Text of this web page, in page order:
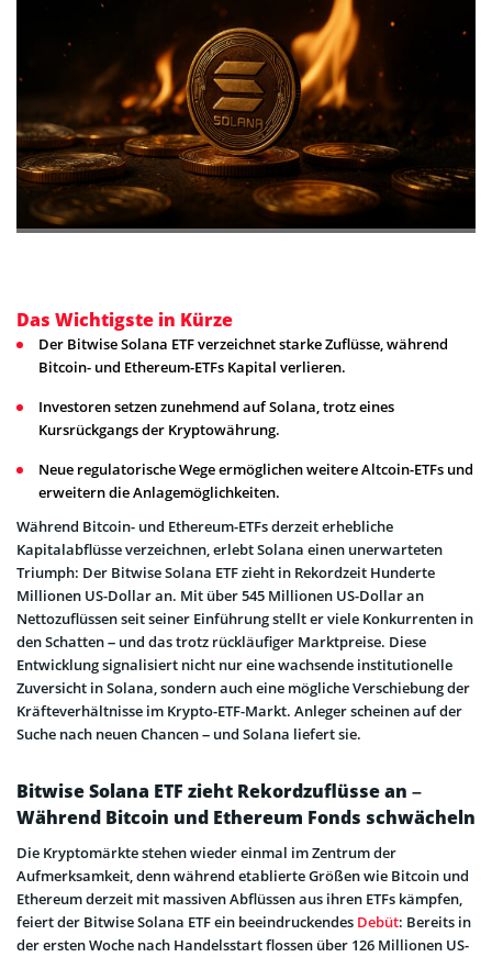
Das Wichtigste in Kürze
Der Bitwise Solana ETF verzeichnet starke Zuflüsse, während
Bitcoin- und Ethereum-ETFs Kapital verlieren.
Investoren setzen zunehmend auf Solana, trotz eines
Kursrückgangs der Kryptowährung.
Neue regulatorische Wege ermöglichen weitere Altcoin-ETFs und
erweitern die Anlagemöglichkeiten.
Während Bitcoin- und Ethereum-ETFs derzeit erhebliche
Kapitalabflüsse verzeichnen, erlebt Solana einen unerwarteten
Triumph: Der Bitwise Solana ETF zieht in Rekordzeit Hunderte
Millionen US-Dollar an. Mit über 545 Millionen US-Dollar an
Nettozuflüssen seit seiner Einführung stellt er viele Konkurrenten in
den Schatten – und das trotz rückläufiger Marktpreise. Diese
Entwicklung signalisiert nicht nur eine wachsende institutionelle
Zuversicht in Solana, sondern auch eine mögliche Verschiebung der
Kräfteverhältnisse im Krypto-ETF-Markt. Anleger scheinen auf der
Suche nach neuen Chancen – und Solana liefert sie.
Bitwise Solana ETF zieht Rekordzuflüsse an –
Während Bitcoin und Ethereum Fonds schwächeln
Die Kryptomärkte stehen wieder einmal im Zentrum der
Aufmerksamkeit, denn während etablierte Größen wie Bitcoin und
Ethereum derzeit mit massiven Abflüssen aus ihren ETFs kämpfen,
feiert der Bitwise Solana ETF ein beeindruckendes Debüt: Bereits in
der ersten Woche nach Handelsstart flossen über 126 Millionen US-